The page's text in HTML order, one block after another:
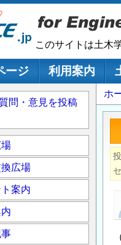
このサイトは土木
ゲーション
ージ 利用案内
パ
ン
ず
ホ
問・意見を投稿
広場
案内